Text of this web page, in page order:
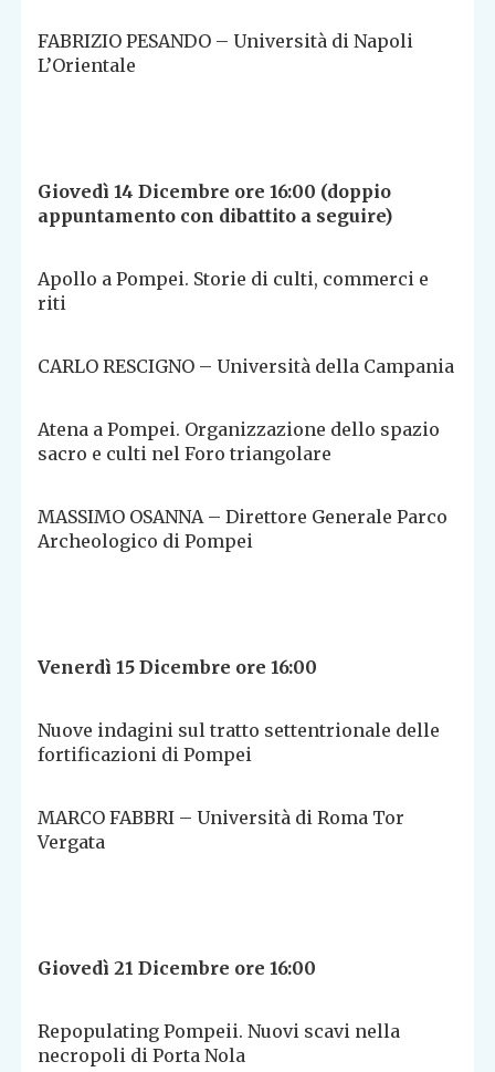
FABRIZIO PESANDO – Università di Napoli
L’Orientale
Giovedì 14 Dicembre ore 16:00 (doppio
appuntamento con dibattito a seguire)
Apollo a Pompei. Storie di culti, commerci e
riti
CARLO RESCIGNO – Università della Campania
Atena a Pompei. Organizzazione dello spazio
sacro e culti nel Foro triangolare
MASSIMO OSANNA – Direttore Generale Parco
Archeologico di Pompei
Venerdì 15 Dicembre ore 16:00
Nuove indagini sul tratto settentrionale delle
fortificazioni di Pompei
MARCO FABBRI – Università di Roma Tor
Vergata
Giovedì 21 Dicembre ore 16:00
Repopulating Pompeii. Nuovi scavi nella
necropoli di Porta Nola